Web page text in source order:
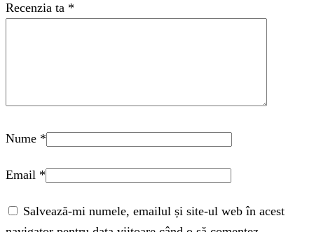
Recenzia ta *
Nume *
Email *
Salvează-mi numele, emailul și site-ul web în acest